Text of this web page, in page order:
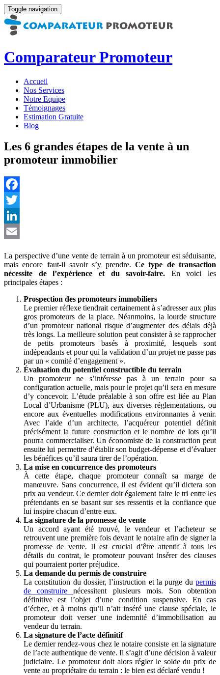
Toggle navigation
Comparateur Promoteur
Accueil
Nos Services
Notre Equipe
Témoignages
Estimation Gratuite
Blog
Les 6 grandes étapes de la vente à un
promoteur immobilier
Facebook
Twitter
LinkedIn
La perspective d’une vente de terrain à un promoteur est séduisante,
mais encore faut-il savoir s’y prendre. Ce type de transaction
nécessite de l’expérience et du savoir-faire. En voici les
principales étapes :
Prospection des promoteurs immobiliers
Le premier réflexe tiendrait certainement à s’adresser aux plus
gros promoteurs de la place. Néanmoins, la lourde structure
d’un promoteur national risque d’augmenter des délais déjà
très longs. La meilleure solution peut consister à se rapprocher
de petits promoteurs basés à proximité, lesquels sont
indépendants et pour qui la validation d’un projet ne passe pas
par un « comité d’engagement ».
Évaluation du potentiel constructible du terrain
Un promoteur ne s’intéresse pas à un terrain pour sa
configuration actuelle, mais pour le projet qu’il sera en mesure
d’y concevoir. L’étude préalable à son offre est liée au Plan
Local d’Urbanisme (PLU), aux diverses réglementations, ou
encore aux éventuelles modifications environnantes à venir.
Avec l’aide d’un architecte, l’acquéreur potentiel définit
précisément la future construction et le nombre de lots qu’il
pourra commercialiser. Un économiste de la construction peut
ensuite lui permettre d’établir son budget-dépense et d’évaluer
les bénéfices qu’il saura tirer de l’opération.
La mise en concurrence des promoteurs
À cette étape, chaque promoteur connaît sa marge de
manœuvre. Sans concurrence, il est évident qu’il dictera son
prix au vendeur. Ce dernier doit également faire le tri entre les
prétendants en se basant sur ses ressentis et la confiance que
lui inspire chacun d’entre eux.
La signature de la promesse de vente
Un accord ayant été trouvé, le vendeur et l’acheteur se
retrouvent une première fois devant le notaire afin de signer la
promesse de vente. Il est crucial d’être attentif à tous les
détails du contrat, le promoteur pouvant insérer des clauses
qui pourraient porter préjudice.
La demande du permis de construire
La constitution du dossier, l’instruction et la purge du permis
de construirenécessitent plusieurs mois. Son obtention
définitive est l’objet d’une condition suspensive. En cas
d’échec, et à moins qu’il n’ait inséré une clause spéciale, le
promoteur doit verser une indemnité d’immobilisation au
vendeur du terrain.
La signature de l’acte définitif
Le dernier rendez-vous chez le notaire consiste en la signature
de l’acte authentique de vente. Il s’agit d’une décision à valeur
judiciaire. Le promoteur doit alors régler le solde du prix de
vente au propriétaire du terrain : le bien est déclaré vendu !